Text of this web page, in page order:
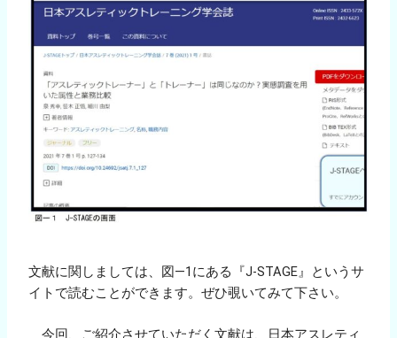
文献に関しましては、図―1にある『J-STAGE』というサ
イトで読むことができます。ぜひ覗いてみて下さい。